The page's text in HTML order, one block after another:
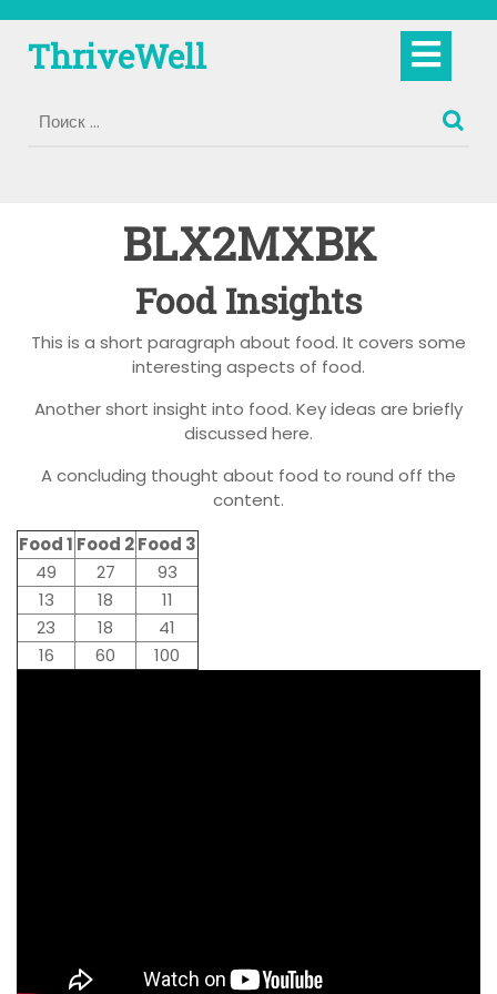
содержимому
ThriveWell
BLX2MXBK
Food Insights
This is a short paragraph about food. It covers some
interesting aspects of food.
Another short insight into food. Key ideas are briefly
discussed here.
A concluding thought about food to round off the
content.
Food 1 Food 2Food 3
49
27
93
13
18
11
23
18
41
16
60 100